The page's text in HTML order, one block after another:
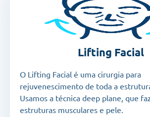
Lifting Facial
O Lifting Facial é uma cirurgia para
rejuvenescimento de toda a
Usamos a técnica deep plane, que
estruturas musculares e pele.